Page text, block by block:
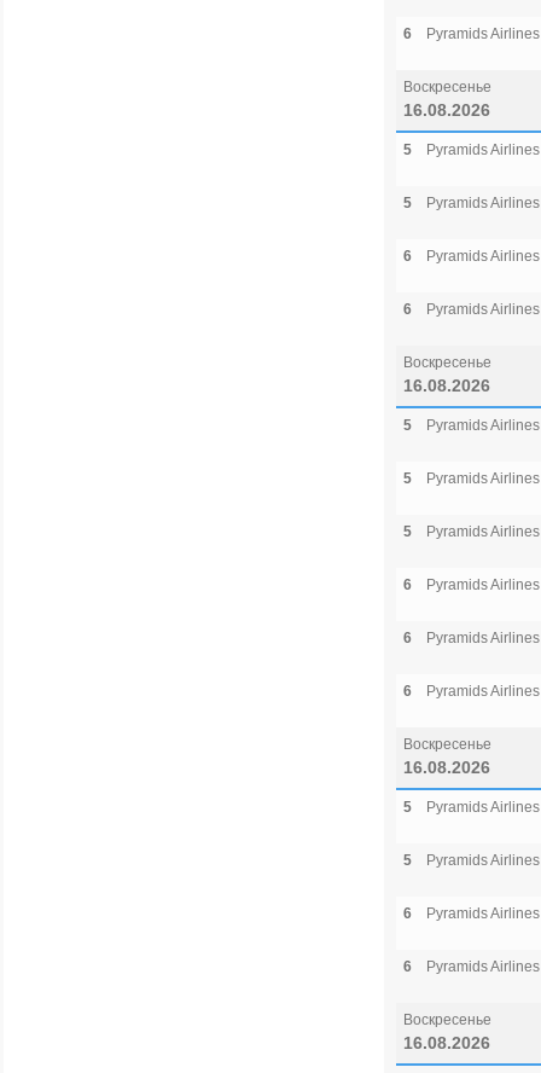
6 Pyramids Airlines
Воскресенье
16.08.2026
5 Pyramids Airlines
5 Pyramids Airlines
6 Pyramids Airlines
6 Pyramids Airlines
Воскресенье
16.08.2026
5 Pyramids Airlines
5 Pyramids Airlines
5 Pyramids Airlines
6 Pyramids Airlines
6 Pyramids Airlines
6 Pyramids Airlines
Воскресенье
16.08.2026
5 Pyramids Airlines
5 Pyramids Airlines
6 Pyramids Airlines
6 Pyramids Airlines
Воскресенье
16.08.2026